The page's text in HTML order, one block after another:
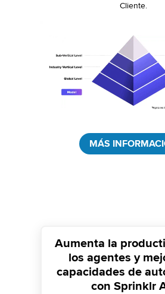
Cliente.
MÁS
Aumenta la
los agentes y
capacidades de
con Sprinklr